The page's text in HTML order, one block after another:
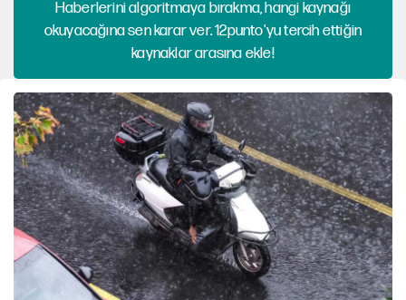
Haberlerini algoritmaya bırakma, hangi kaynağı
okuyacağına sen karar ver. 12punto'yu tercih ettiğin
kaynaklar arasına ekle!